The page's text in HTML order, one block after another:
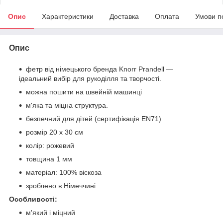
Опис Характеристики Доставка Оплата Умови
Опис
фетр від німецького бренда Knorr Prandell —
ідеальний вибір для рукоділля та творчості.
можна пошити на швейній машинці
м'яка та міцна структура.
безпечний для дітей (сертифікація EN71)
розмір 20 x 30 см
колір: рожевий
товщина 1 мм
матеріал: 100% віскоза
зроблено в Німеччині
Особливості:
м'який і міцний